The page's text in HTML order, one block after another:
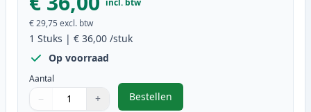
incl. btw
€ 29,75 excl. btw
1 Stuks | € 36,00 /stuk
Op voorraad
Aantal
Gebruik de knoppen om aan te passen
− +
1
Bestellen
,Canon PG-540XL inktcartridge